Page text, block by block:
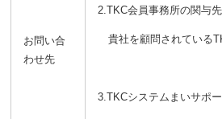
お問い合
わせ先
2.TKC会員事務所の関与
貴社を顧問されている
3.TKCシステムまいサポ